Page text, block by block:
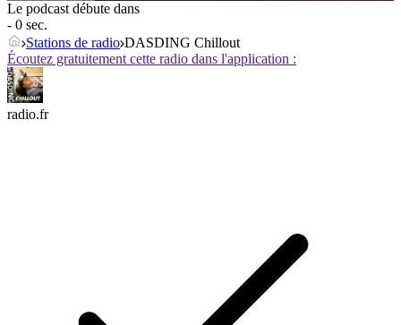
Le podcast débute dans
- 0 sec.
Stations de radio DASDING Chillout
Écoutez gratuitement cette radio dans l'application :
radio.fr